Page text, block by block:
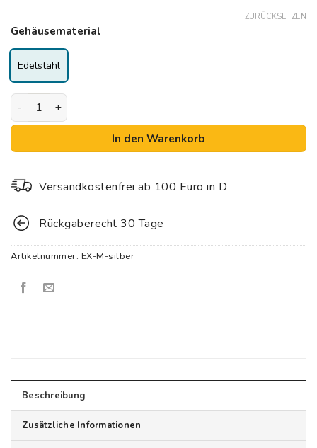
Gehäusematerial
Edelstahl
ZURÜCKSETZEN
riva Multi EXPLORER | Zertifizierter Legionellen-
In den Warenkorb
Versandkostenfrei ab 100 Euro in D
Rückgaberecht 30 Tage
Artikelnummer: EX-M-silber
Beschreibung
Zusätzliche Informationen